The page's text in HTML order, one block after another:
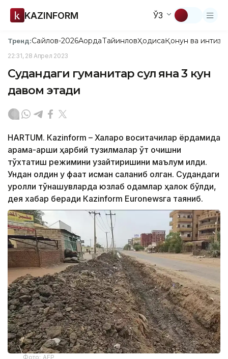
KAZINFORM ЎЗ
Тренд:Сайлов-2026АқордаТайинловҲодисаҚонун ва
22:31, 28 Апрел 2023
Судандаги гуманитар сулҳ яна 3 кун
давом этади
HARTUM. Кazinform – Халқаро воситачилар ёрдамида
қарама-қарши ҳарбий тузилмалар ўт очишни
тўхтатиш режимини узайтиришини маълум қилди.
Ундан олдин у фақат қисман сақланиб қолган. Судандаги
қуролли тўқнашувларда юзлаб одамлар ҳалок бўлди,
дея хабар беради Кazinform Еuronewsга таяниб.
Фото: AFP